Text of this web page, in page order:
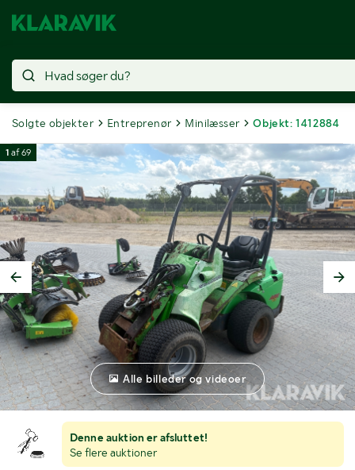
Solgte objekter Entreprenør Minilæsser Objekt: 1412884
Denne auktion er afsluttet!
Se flere auktioner
1 af69
Alle billeder og videoer